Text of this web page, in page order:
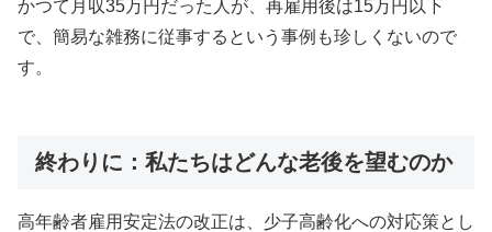
かつて月収35万円だった人が、再雇用後は15万円以下
で、簡易な雑務に従事するという事例も珍しくないので
す。
終わりに：私たちはどんな老後を望むのか
高年齢者雇用安定法の改正は、少子高齢化への対応策とし